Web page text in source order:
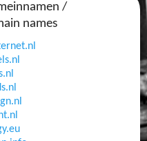
/
names